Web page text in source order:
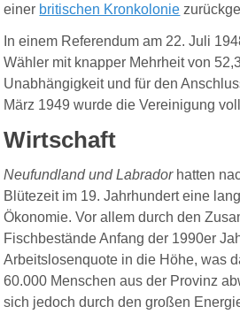
einer britischen Kronkolonie
In einem Referendum am 22. Juli
Wähler mit knapper Mehrheit von
Unabhängigkeit und für den
März 1949 wurde die Vereinigung
Wirtschaft
Neufundland und Labradorhatten
Blütezeit im 19. Jahrhundert eine
Ökonomie. Vor allem durch den
Fischbestände Anfang der 1990er
Arbeitslosenquote in die Höhe, was
60.000 Menschen aus der Provinz
sich jedoch durch den großen